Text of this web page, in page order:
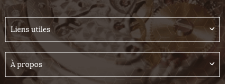
Liens utiles
À propos